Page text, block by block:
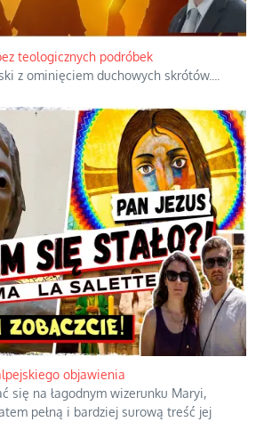
teologicznych podróbek
z ominięciem duchowych skrótów.
objawienia
się na łagodnym wizerunku Maryi,
pełną i bardziej surową treść jej